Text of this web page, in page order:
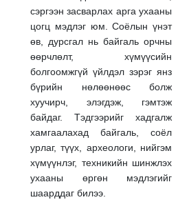
сэргээн засварлах арга ухааны
цогц мэдлэг юм. Соёлын үнэт
өв, дурсгал нь байгаль орчны
өөрчлөлт, хүмүүсийн
болгоомжгүй үйлдэл зэрэг янз
бүрийн нөлөөнөөс болж
хуучирч, элэгдэж, гэмтэж
байдаг. Тэдгээрийг хадгалж
хамгаалахад байгаль, соёл
урлаг, түүх, археологи, нийгэм
хүмүүнлэг, техникийн шинжлэх
ухааны өргөн мэдлэгийг
шаарддаг билээ.